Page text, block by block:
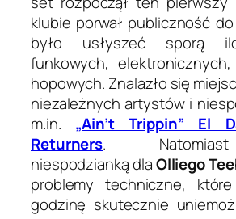
klubie porwał publiczność
było usłyszeć sporą
funkowych,
hopowych. Znalazło się
niezależnych artystów i
m.in. „Ain’t Trippin” El
Returners.
niespodzianką dlaOlliego
problemy techniczne,
godzinę skutecznie